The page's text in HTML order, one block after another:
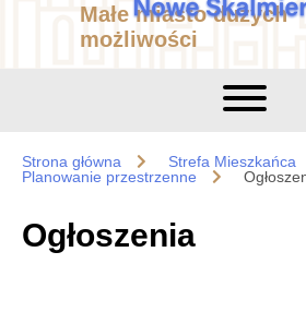
Małe miasto dużych
możliwości
Strona główna
Strefa Mieszkańca
Planowanie przestrzenne
Ogłoszenia